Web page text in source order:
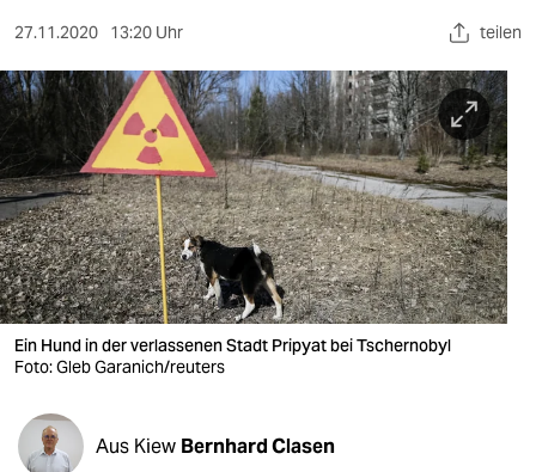
sport
berlin
nord
wahrheit
verlag
verlag
veranstaltungen
fragen & hilfe
27.11.2020 13:20 Uhr teilen
Ein Hund in der verlassenen Stadt Pripyat bei Tschernobyl
Foto: Gleb Garanich/reuters
Aus Kiew Bernhard Clasen